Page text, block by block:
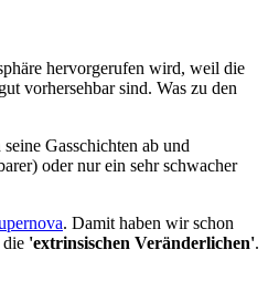
hervorgerufen wird, weil die
vorhersehbar sind. Was zu den
Gasschichten ab und
oder nur ein sehr schwacher
. Damit haben wir schon
die 'extrinsischen Veränderlichen'.